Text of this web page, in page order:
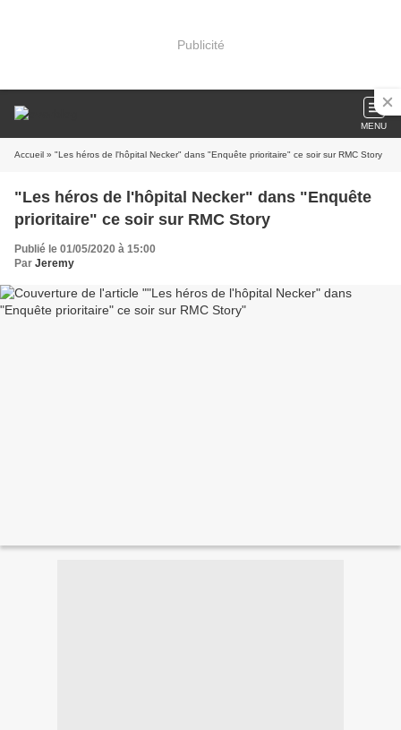
Publicité
MENU
Accueil » "Les héros de l'hôpital Necker" dans "Enquête prioritaire" ce soir sur RMC Story
"Les héros de l'hôpital Necker" dans "Enquête
prioritaire" ce soir sur RMC Story
Publié le 01/05/2020 à 15:00
Par Jeremy